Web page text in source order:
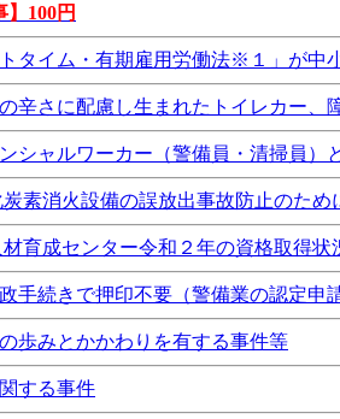
】100円
タイム・有期雇用労働法※１」が中
辛さに配慮し生まれたトイレカー、
シャルワーカー（警備員・清掃員）
素消火設備の誤放出事故防止のため
育成センター令和２年の資格取得状
手続きで押印不要（警備業の認定申
歩みとかかわりを有する事件等
する事件